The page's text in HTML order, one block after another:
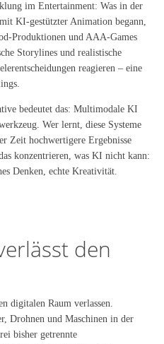
im Entertainment: Was in der
mit KI-gestützter Animation begann,
Produktionen und AAA-Games
Storylines und realistische
reagieren – eine
bedeutet das: Multimodale KI
Wer lernt, diese Systeme
Zeit hochwertigere Ergebnisse
konzentrieren, was KI nicht kann:
Denken, echte Kreativität.
den
digitalen Raum verlassen.
Drohnen und Maschinen in der
bisher getrennte